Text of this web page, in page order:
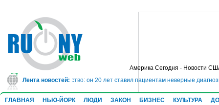
Америка Сегодня - Новости
Лента новостей:
за мошенничество: он 20 лет ставил пациентам неверные диагнозы и
ГЛАВНАЯ НЬЮ-ЙОРК ЛЮДИ ЗАКОН БИЗНЕС КУЛЬТУРА